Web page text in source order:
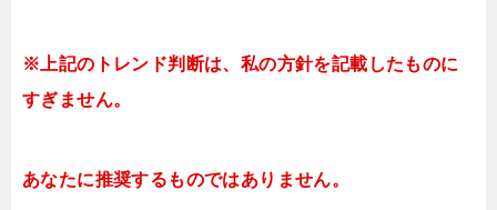
※上記のトレンド判断は、私の方針を記載したものに
すぎません。
あなたに推奨するものではありません。